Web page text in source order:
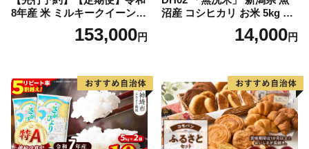
8年産 米 ミルキークイーン
白米 45kg (5kg×9回) | ミルキ
ークイーン 米5kg 福島 福島
福島県 南相馬市 cu006-ae
153,000円
沼産 コシヒカリ お米 5kg こ
しひかり 精米 米（お米の美
味しい炊き方ガイド付き）
14,000円